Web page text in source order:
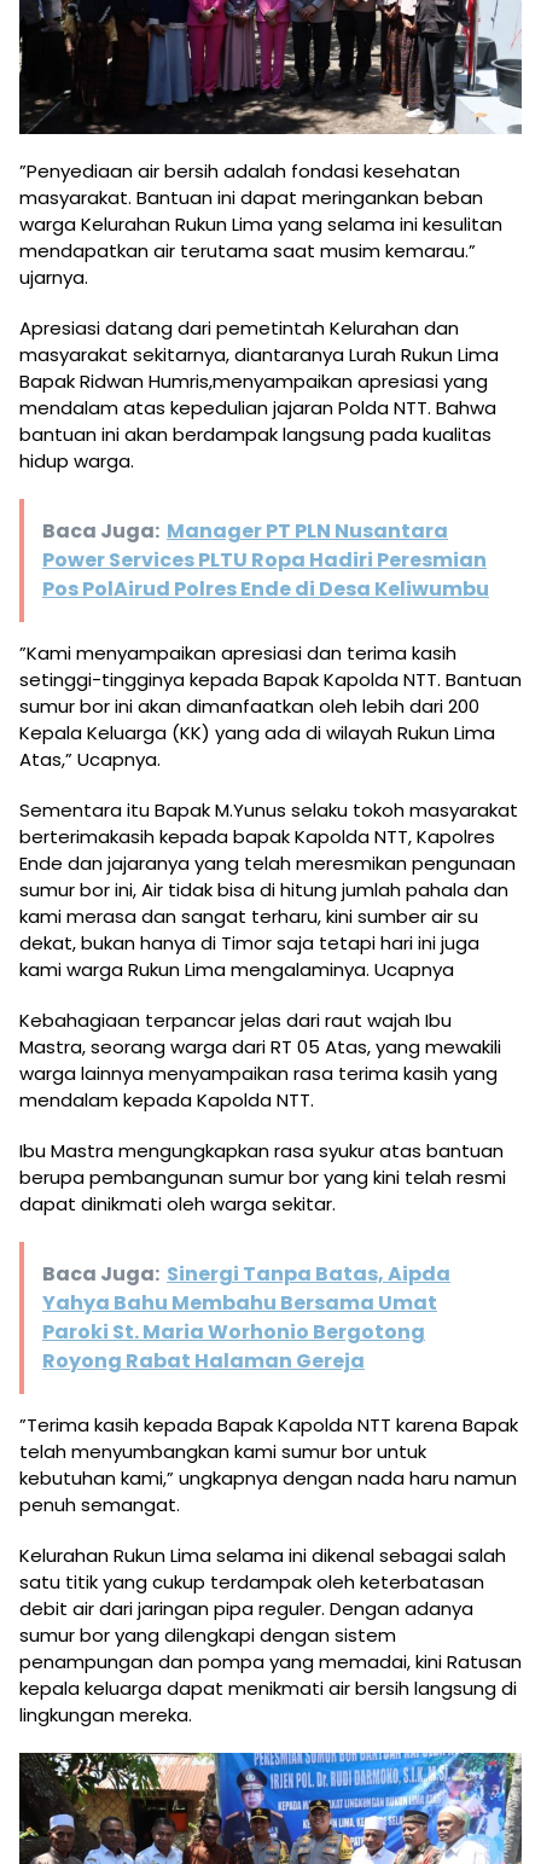
​”Penyediaan air bersih adalah fondasi kesehatan
masyarakat. Bantuan ini dapat meringankan beban
warga Kelurahan Rukun Lima yang selama ini kesulitan
mendapatkan air terutama saat musim kemarau.”
ujarnya.
Apresiasi datang dari pemetintah Kelurahan dan
masyarakat sekitarnya, diantaranya Lurah Rukun Lima
Bapak Ridwan Humris,menyampaikan apresiasi yang
mendalam atas kepedulian jajaran Polda NTT. Bahwa
bantuan ini akan berdampak langsung pada kualitas
hidup warga.
Baca Juga: Manager PT PLN Nusantara
Power Services PLTU Ropa Hadiri Peresmian
Pos PolAirud Polres Ende di Desa Keliwumbu
​”Kami menyampaikan apresiasi dan terima kasih
setinggi-tingginya kepada Bapak Kapolda NTT. Bantuan
sumur bor ini akan dimanfaatkan oleh lebih dari 200
Kepala Keluarga (KK) yang ada di wilayah Rukun Lima
Atas,” Ucapnya.
Sementara itu Bapak M.Yunus selaku tokoh masyarakat
berterimakasih kepada bapak Kapolda NTT, Kapolres
Ende dan jajaranya yang telah meresmikan pengunaan
sumur bor ini, Air tidak bisa di hitung jumlah pahala dan
kami merasa dan sangat terharu, kini sumber air su
dekat, bukan hanya di Timor saja tetapi hari ini juga
kami warga Rukun Lima mengalaminya. Ucapnya
Kebahagiaan terpancar jelas dari raut wajah Ibu
Mastra, seorang warga dari RT 05 Atas, yang mewakili
warga lainnya menyampaikan rasa terima kasih yang
mendalam kepada Kapolda NTT.
Ibu Mastra mengungkapkan rasa syukur atas bantuan
berupa pembangunan sumur bor yang kini telah resmi
dapat dinikmati oleh warga sekitar.
Baca Juga: ​Sinergi Tanpa Batas, Aipda
Yahya Bahu Membahu Bersama Umat
Paroki St. Maria Worhonio Bergotong
Royong Rabat Halaman Gereja
​”Terima kasih kepada Bapak Kapolda NTT karena Bapak
telah menyumbangkan kami sumur bor untuk
kebutuhan kami,” ungkapnya dengan nada haru namun
penuh semangat.
​Kelurahan Rukun Lima selama ini dikenal sebagai salah
satu titik yang cukup terdampak oleh keterbatasan
debit air dari jaringan pipa reguler. Dengan adanya
sumur bor yang dilengkapi dengan sistem
penampungan dan pompa yang memadai, kini Ratusan
kepala keluarga dapat menikmati air bersih langsung di
lingkungan mereka.